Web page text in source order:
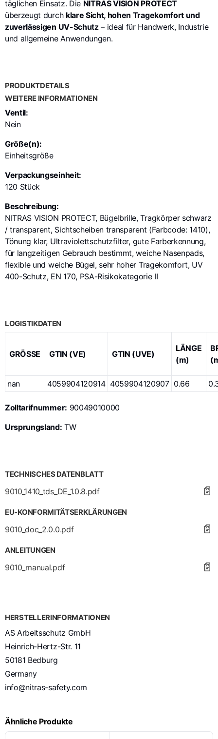
täglichen Einsatz. Die NITRAS VISION PROTECT
überzeugt durch klare Sicht, hohen Tragekomfort und
zuverlässigen UV-Schutz– ideal für Handwerk, Industrie
und allgemeine Anwendungen.
PRODUKTDETAILS
WEITERE INFORMATIONEN
Ventil:
Nein
Größe(n):
Einheitsgröße
Verpackungseinheit:
120 Stück
Beschreibung:
NITRAS VISION PROTECT, Bügelbrille, Tragkörper schwarz
/ transparent, Sichtscheiben transparent (Farbcode: 1410),
Tönung klar, Ultraviolettschutzfilter, gute Farberkennung,
für langzeitigen Gebrauch bestimmt, weiche Nasenpads,
flexible und weiche Bügel, sehr hoher Tragekomfort, UV
400-Schutz, EN 170, PSA-Risikokategorie II
LOGISTIKDATEN
GRÖSSE GTIN (VE) GTIN (UVE)
LÄNGE
(m)
nan 4059904120914 4059904120907 0.66
Zolltarifnummer: 90049010000
Ursprungsland: TW
TECHNISCHES DATENBLATT
9010_1410_tds_DE_1.0.8.pdf 📄
EU-KONFORMITÄTSERKLÄRUNGEN
9010_doc_2.0.0.pdf 📄
ANLEITUNGEN
9010_manual.pdf 📄
HERSTELLERINFORMATIONEN
AS Arbeitsschutz GmbH
Heinrich-Hertz-Str. 11
50181 Bedburg
Germany
info@nitras-safety.com
Ähnliche Produkte